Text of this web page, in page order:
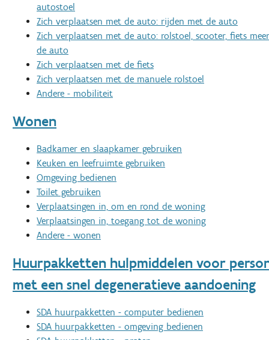
autostoel
Zich verplaatsen met de auto: rijden met de auto
Zich verplaatsen met de auto: rolstoel, scooter, fiets
de auto
Zich verplaatsen met de fiets
Zich verplaatsen met de manuele rolstoel
Andere - mobiliteit
Wonen
Badkamer en slaapkamer gebruiken
Keuken en leefruimte gebruiken
Omgeving bedienen
Toilet gebruiken
Verplaatsingen in, om en rond de woning
Verplaatsingen in, toegang tot de woning
Andere - wonen
Huurpakketten hulpmiddelen voor
met een snel degeneratieve aandoening
SDA huurpakketten - computer bedienen
SDA huurpakketten - omgeving bedienen